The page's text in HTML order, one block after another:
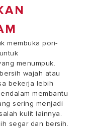
membuka pori-
menumpuk.
wajah atau
bekerja lebih
membantu
sering menjadi
kulit lainnya.
segar dan bersih.